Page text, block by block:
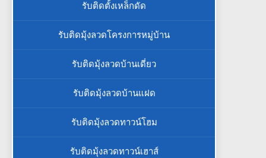
รับติดตั้งเหล็กดัด
รับติดมุ้งลวดโครงการหมู่บ้าน
รับติดมุ้งลวดบ้านเดี่ยว
รับติดมุ้งลวดบ้านแฝด
รับติดมุ้งลวดทาวน์โฮม
รับติดมุ้งลวดทาวน์เฮาส์